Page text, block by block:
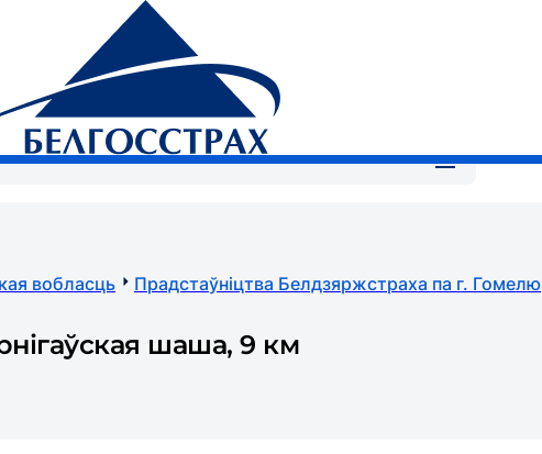
BY
Бізнэсу Анлайн-паслугі АСНВПЗ Страхавы выпадак
вобласць Прадстаўніцтва Белдзяржстраха па г. Гомелю
шаша, 9 км